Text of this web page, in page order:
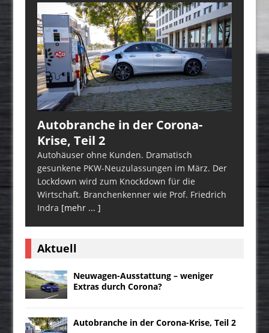
Autobranche in der Corona-
Krise, Teil 2
Autohäuser ohne Kunden. Dramatisch
gesunkene PKW-Neuzulassungen im März. Der
Lockdown wird zum Knockdown für die
Wirtschaft. Branchenkenner wie Prof. Friedrich
Indra [mehr ... ]
Aktuell
Neuwagen-Ausstattung – weniger
Extras durch Corona?
Autobranche in der Corona-Krise, Teil 2